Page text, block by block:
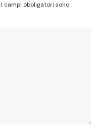
I campi obbligatori sono